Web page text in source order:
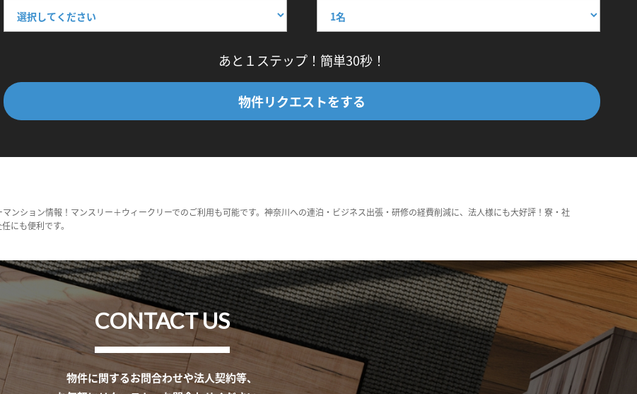
あと１ステップ！簡単30秒！
物件リクエストをする
ンション情報！マンスリー＋ウィークリーでのご利用も可能です。神奈川への連泊・ビジネス出張・研修の経費削減に、法人様にも大好評！寮・社
にも便利です。
CONTACT US
物件に関するお問合わせや法人契約等、